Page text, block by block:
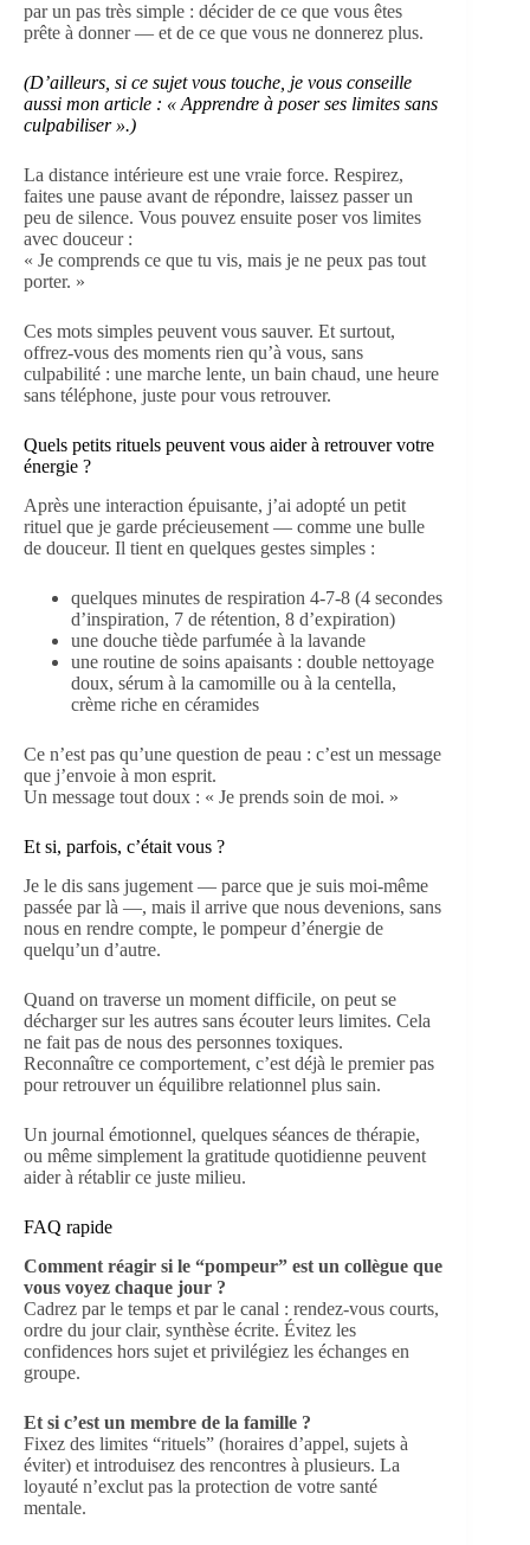
par un pas très simple : décider de ce que vous êtes
prête à donner — et de ce que vous ne donnerez plus.
(D’ailleurs, si ce sujet vous touche, je vous conseille
aussi mon article : «Apprendre à poser ses limites sans
culpabiliser».)
La distance intérieure est une vraie force. Respirez,
faites une pause avant de répondre, laissez passer un
peu de silence. Vous pouvez ensuite poser vos limites
avec douceur :
« Je comprends ce que tu vis, mais je ne peux pas tout
porter. »
Ces mots simples peuvent vous sauver. Et surtout,
offrez-vous des moments rien qu’à vous, sans
culpabilité : une marche lente, un bain chaud, une heure
sans téléphone, juste pour vous retrouver.
Quels petits rituels peuvent vous aider à retrouver votre
énergie ?
Après une interaction épuisante, j’ai adopté un petit
rituel que je garde précieusement — comme une bulle
de douceur. Il tient en quelques gestes simples :
quelques minutes de respiration 4-7-8 (4 secondes
d’inspiration, 7 de rétention, 8 d’expiration)
une douche tiède parfumée à la lavande
une routine de soins apaisants : double nettoyage
doux, sérum à la camomille ou à la centella,
crème riche en céramides
Ce n’est pas qu’une question de peau : c’est un message
que j’envoie à mon esprit.
Un message tout doux : « Je prends soin de moi. »
Et si, parfois, c’était vous ?
Je le dis sans jugement — parce que je suis moi-même
passée par là —, mais il arrive que nous devenions, sans
nous en rendre compte, le pompeur d’énergie de
quelqu’un d’autre.
Quand on traverse un moment difficile, on peut se
décharger sur les autres sans écouter leurs limites. Cela
ne fait pas de nous des personnes toxiques.
Reconnaître ce comportement, c’est déjà le premier pas
pour retrouver un équilibre relationnel plus sain.
Un journal émotionnel, quelques séances de thérapie,
ou même simplement la gratitude quotidienne peuvent
aider à rétablir ce juste milieu.
FAQ rapide
Comment réagir si le “pompeur” est un collègue que
vous voyez chaque jour ?
Cadrez par le temps et par le canal : rendez-vous courts,
ordre du jour clair, synthèse écrite. Évitez les
confidences hors sujet et privilégiez les échanges en
groupe.
Et si c’est un membre de la famille ?
Fixez des limites “rituels” (horaires d’appel, sujets à
éviter) et introduisez des rencontres à plusieurs. La
loyauté n’exclut pas la protection de votre santé
mentale.